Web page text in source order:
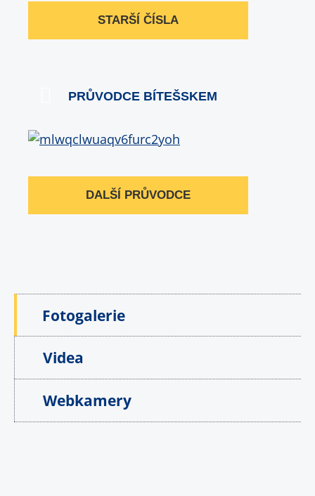
STARŠÍ ČÍSLA
PRŮVODCE BÍTEŠSKEM
DALŠÍ PRŮVODCE
Fotogalerie
Videa
Webkamery